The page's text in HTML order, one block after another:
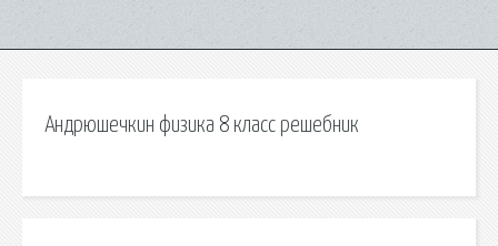
Андрюшечкин физика 8 класс решебник